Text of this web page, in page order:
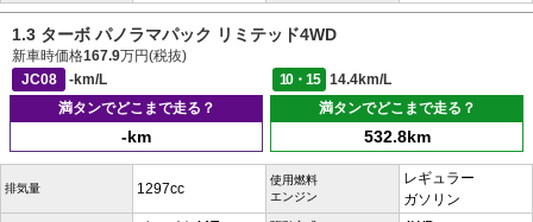
1.3 ターボ パノラマパック リミテッド4WD
新車時価格167.9万円(税抜)
JC08
-km/L 10・15
14.4km/L
満タンでどこまで走る？
-km
満タンでどこまで走る？
532.8km
排気量 1297cc
使用燃料
エンジン
レギュラー
ガソリン